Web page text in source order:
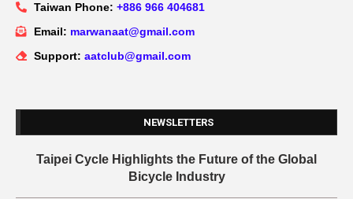
Taiwan Phone: +886 966 404681
Email: marwanaat@gmail.com
Support: aatclub@gmail.com
NEWSLETTERS
Taipei Cycle Highlights the Future of the Global
Bicycle Industry